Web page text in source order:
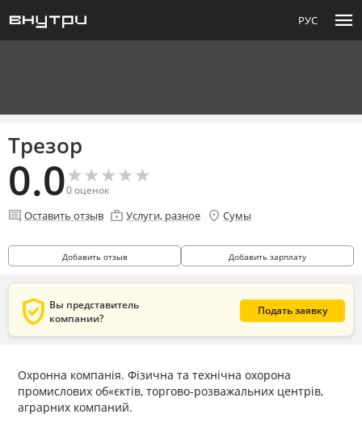
РУС menu
Трезор
0.0★
★★
★★
★★
★★
★
0оценок
comment Оставить отзыв enterprise Услуги, разное location_on Сумы
Добавить отзыв Добавить зарплату
verified_user Вы представитель
компании?
Подать заявку
Охронна компанія. Фізична та технічна охорона
промислових об«єктів, торгово-розважальних центрів,
аграрних компаний.